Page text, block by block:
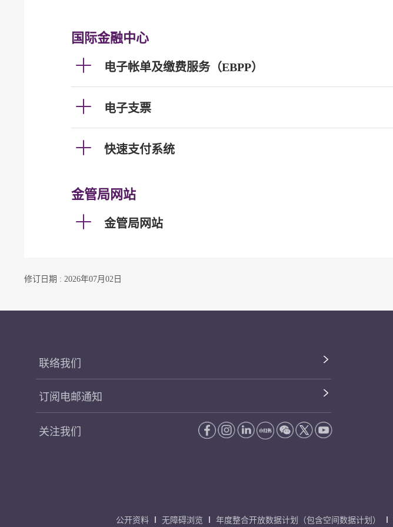
国际金融中心
电子帐单及缴费服务（EBPP）
电子支票
快速支付系统
金管局网站
金管局网站
修订日期 : 2026年07月02日
联络我们
订阅电邮通知
关注我们
公开资料 无障碍浏览 年度整合开放数据计划（包含空间数据计划）